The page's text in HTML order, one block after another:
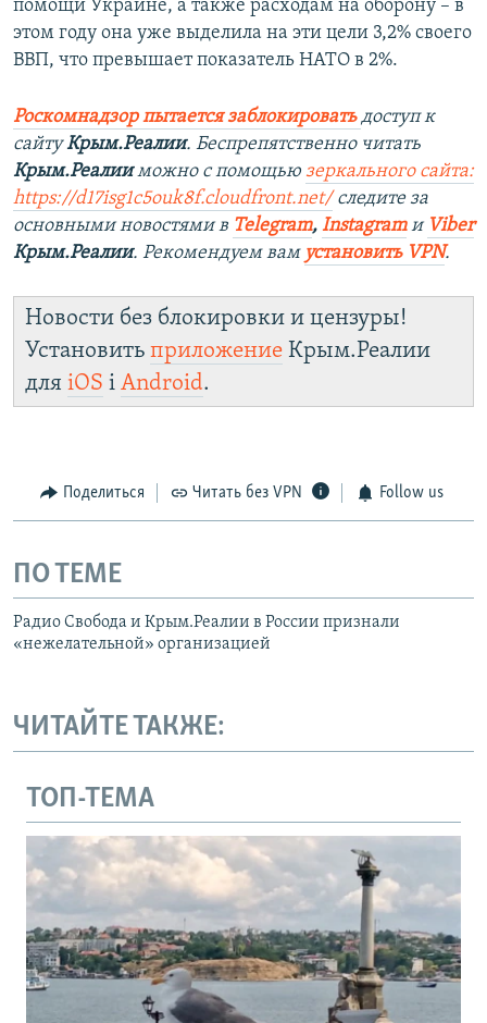
помощи Украине, а также расходам на оборону – в
этом году она уже выделила на эти цели 3,2% своего
ВВП, что превышает показатель НАТО в 2%.
Роскомнадзор пытается заблокировать доступ к
сайтуКрым.Реалии. Беспрепятственно читать
Крым.Реалииможно с помощью зеркального сайта:
https://d17isg1c5ouk8f.cloudfront.net/ следите за
основными новостями в Telegram, Instagramи Viber
Крым.Реалии. Рекомендуем вам установить VPN.
Новости без блокировки и цензуры!
Установить приложение Крым.Реалии
для iOS і Android.
Поделиться Читать без VPN Follow us
ПО ТЕМЕ
Радио Свобода и Крым.Реалии в России признали
«нежелательной» организацией
ЧИТАЙТЕ ТАКЖЕ:
ТОП-ТЕМА